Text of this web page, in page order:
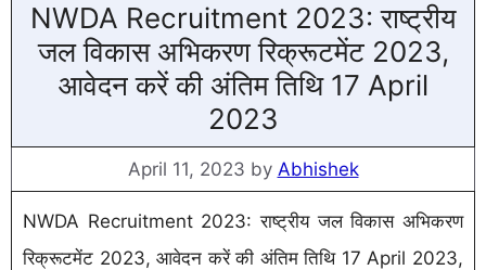
NWDA Recruitment 2023: राष्ट्रीय
जल विकास अभिकरण रिक्रूटमेंट 2023,
आवेदन करें की अंतिम तिथि 17 April
2023
April 11, 2023 by Abhishek
NWDA Recruitment 2023: राष्ट्रीय जल विकास अभिकरण
रिक्रूटमेंट 2023, आवेदन करें की अंतिम तिथि 17 April 2023,